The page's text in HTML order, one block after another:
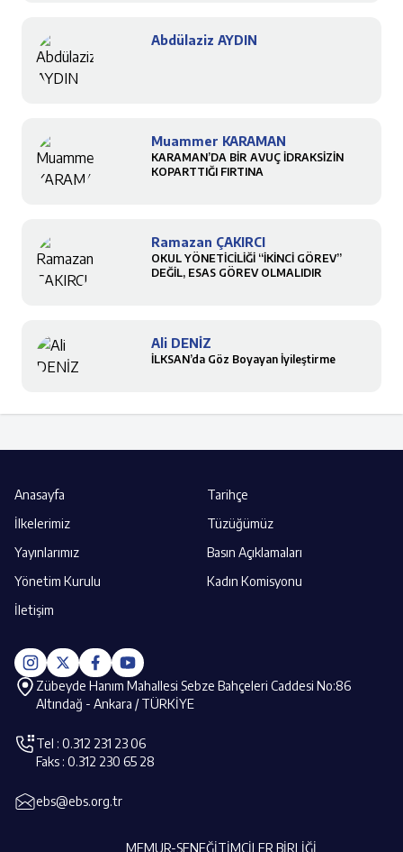
Abdülaziz AYDIN
Muammer KARAMAN
KARAMAN’DA BİR AVUÇ İDRAKSİZİN
KOPARTTIĞI FIRTINA
Ramazan ÇAKIRCI
OKUL YÖNETİCİLİĞİ “İKİNCİ GÖREV”
DEĞİL, ESAS GÖREV OLMALIDIR
Ali DENİZ
İLKSAN’da Göz Boyayan İyileştirme
Anasayfa
Tarihçe
İlkelerimiz
Tüzüğümüz
Yayınlarımız
Basın Açıklamaları
Yönetim Kurulu
Kadın Komisyonu
İletişim
MEMUR-SENEĞİTİMCİLER BİRLİĞİ
Zübeyde Hanım Mahallesi Sebze Bahçeleri Caddesi No:86
Altındağ - Ankara / TÜRKİYE
Tel : 0.312 231 23 06
Faks : 0.312 230 65 28
ebs@ebs.org.tr